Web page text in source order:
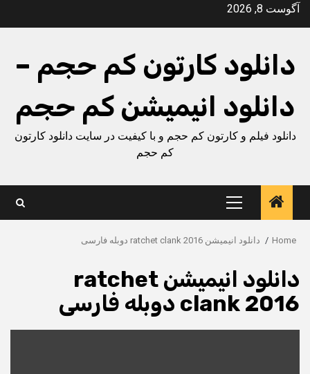
Skipآگوست 8, 2026
دانلود کارتون کم حجم –
دانلود انیمیشن کم حجم
دانلود فیلم و کارتون کم حجم و با کیفیت در سایت دانلود کارتون
کم حجم
Primary
Menu
Home دانلود انیمیشن ratchet clank 2016 دوبله فارسی
دانلود انیمیشن ratchet
clank 2016 دوبله فارسی